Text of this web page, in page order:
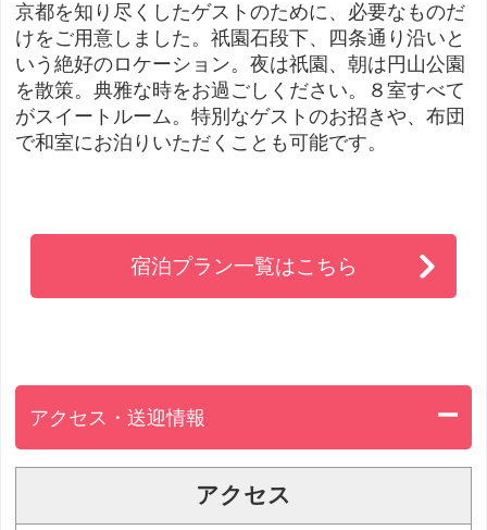
京都を知り尽くしたゲストのために、必要なものだ
けをご用意しました。祇園石段下、四条通り沿いと
いう絶好のロケーション。夜は祇園、朝は円山公園
を散策。典雅な時をお過ごしください。８室すべて
がスイートルーム。特別なゲストのお招きや、布団
で和室にお泊りいただくことも可能です。
宿泊プラン一覧はこちら
アクセス・送迎情報
アクセス